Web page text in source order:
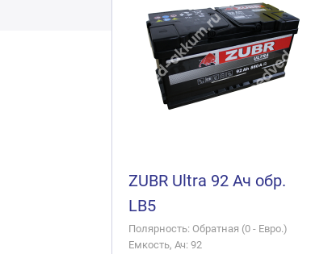
ZUBR Ultra 92 Ач обр.
LB5
Полярность: Обратная (0 - Евро.)
Емкость, Ач: 92